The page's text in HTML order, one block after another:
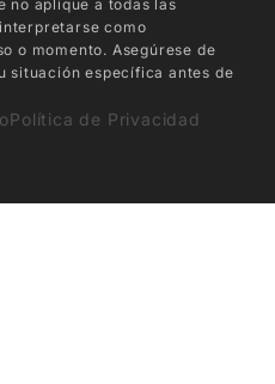
no aplique a todas las
como
o momento. Asegúrese de
situación específica antes de
Política de Privacidad